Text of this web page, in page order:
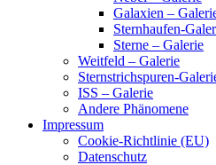
Galaxien –
Sternhaufen-
Sterne – Galerie
Weitfeld – Galerie
Sternstrichspuren-
ISS – Galerie
Andere Phänomene
Impressum
Cookie-Richtlinie (EU)
Datenschutz